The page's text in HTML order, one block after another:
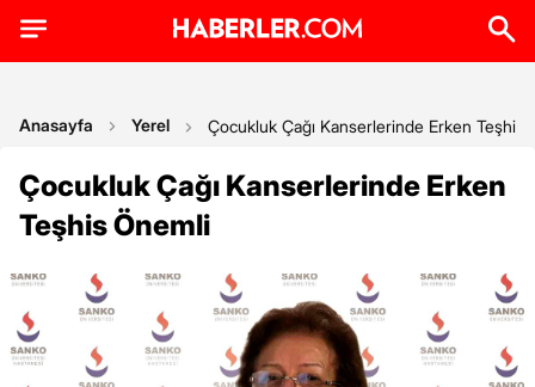
Anasayfa Yerel Çocukluk Çağı Kanserlerinde Erken Teşhis
Çocukluk Çağı Kanserlerinde Erken
Teşhis Önemli